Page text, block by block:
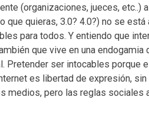
(organizaciones, jueces, etc..)
quieras, 3.0? 4.0?) no se está
para todos. Y entiendo que
que vive en una endogamia
Pretender ser intocables porque
es libertad de expresión,
medios, pero las reglas sociales